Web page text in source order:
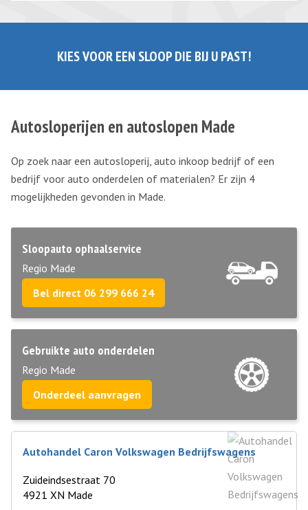
KIES VOOR EEN SLOOP DIE BIJ U PAST!
Autosloperijen en autoslopen Made
Op zoek naar een autosloperij, auto inkoop bedrijf of een
bedrijf voor auto onderdelen of materialen? Er zijn 4
mogelijkheden gevonden in Made.
Sloopauto ophaalservice
Regio Made
Bel direct 06 299 666 24
Gebruikte auto onderdelen
Regio Made
Onderdeel aanvragen
Autohandel Caron Volkswagen Bedrijfswagens
Zuideindsestraat 70
4921 XN Made